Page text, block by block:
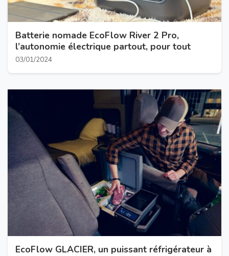
Batterie nomade EcoFlow River 2 Pro,
l’autonomie électrique partout, pour tout
03/01/2024
EcoFlow GLACIER, un puissant réfrigérateur à